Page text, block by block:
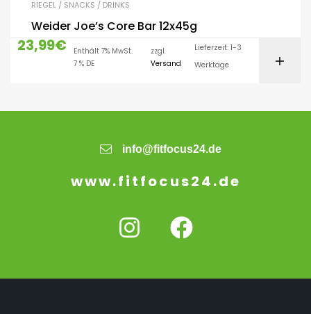
RIEGEL / SNACKS / DRINKS
Weider Joe’s Core Bar 12x45g
23,99€
Enthält 7% MwSt.
7 % DE
zzgl.
Versand
Lieferzeit: 1-3
Werktage
info@fitfocus24.de
www.fitfocus24.de